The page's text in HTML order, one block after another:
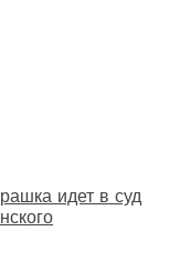
идет в суд